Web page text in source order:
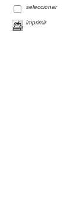
seleccionar
imprimir